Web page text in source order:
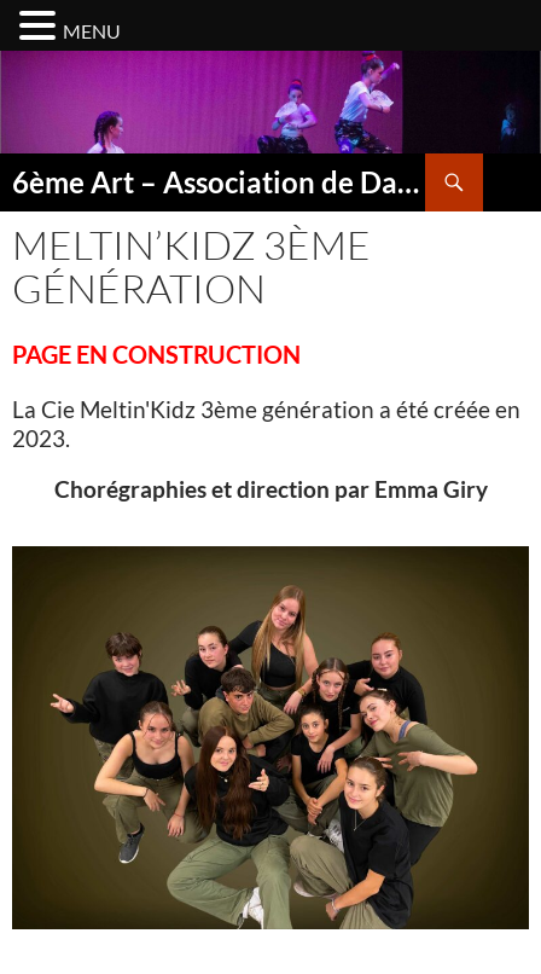
Aller
6ème Art – Association de Danse à Sonchamp – Yvelines (78)
MELTIN’KIDZ 3ÈME
GÉNÉRATION
PAGE EN CONSTRUCTION
La Cie Meltin'Kidz 3ème génération a été créée en
2023.
Chorégraphies et direction par Emma Giry
MENU